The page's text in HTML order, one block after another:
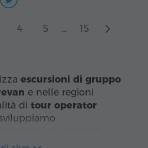
4 5 ... 15
escursioni di gruppo
e nelle regioni
di tour operator
, sviluppiamo
flotta di veicoli e